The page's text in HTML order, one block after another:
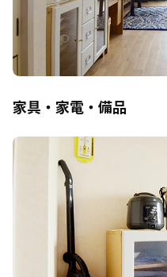
家具・家電・備品